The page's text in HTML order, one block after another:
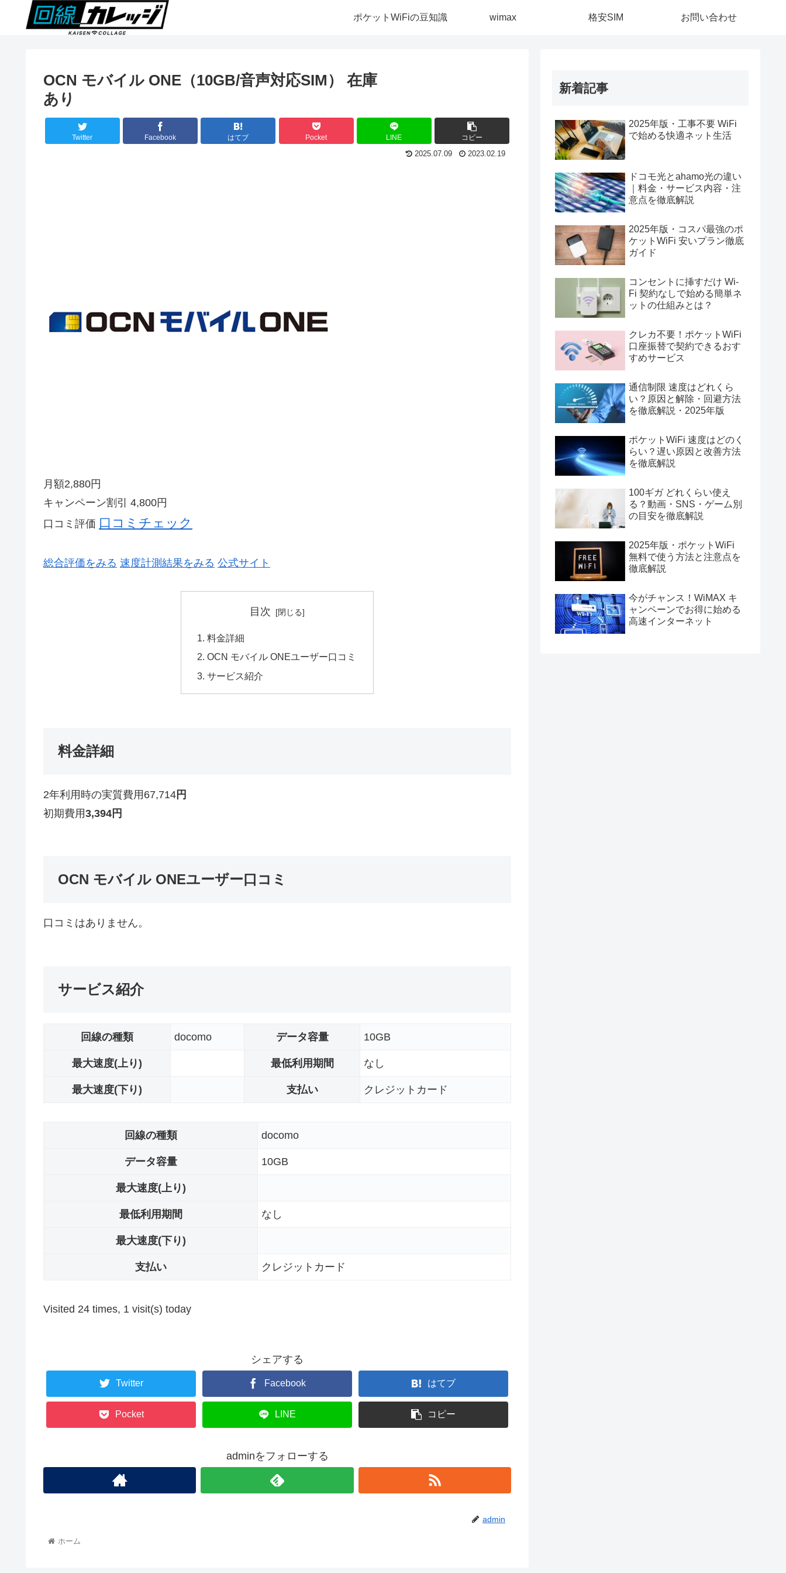
ポケットWiFiの豆知識 wimax 格安SIM お問い合わせ
OCN モバイル ONE（10GB/音声対応SIM） 在庫
あり
Twitter Facebook はてブ Pocket LINE コピー
2025.07.09 2023.02.19
月額2,880円
キャンペーン割引
4,800円
口コミ評価 口コミチェック
総合評価をみる 速度計測結果をみる 公式サイト
目次
料金詳細
OCN モバイル ONEユーザー口コミ
サービス紹介
料金詳細
2年利用時の実質費用 67,714 円
初期費用3,394 円
OCN モバイル ONEユーザー口コミ
口コミはありません。
サービス紹介
回線の種類 docomo データ容量 10GB
最大速度(上り) 最低利用期間 なし
最大速度(下り) 支払い クレジットカード
回線の種類 docomo
データ容量 10GB
最大速度(上り)
最低利用期間 なし
最大速度(下り)
支払い クレジットカード
Visited 24 times, 1 visit(s) today
シェアする
Twitter Facebook はてブ
Pocket LINE コピー
adminをフォローする
admin
ホーム
新着記事
2025年版・工事不要 WiFi
で始める快適ネット生活
ドコモ光とahamo光の違い
｜料金・サービス内容・注
意点を徹底解説
2025年版・コスパ最強のポ
ケットWiFi 安いプラン徹底
ガイド
コンセントに挿すだけ Wi-
Fi 契約なしで始める簡単ネ
ットの仕組みとは？
クレカ不要！ポケットWiFi
口座振替で契約できるおす
すめサービス
通信制限 速度はどれくら
い？原因と解除・回避方法
を徹底解説・2025年版
ポケットWiFi 速度はどのく
らい？遅い原因と改善方法
を徹底解説
100ギガ どれくらい使え
る？動画・SNS・ゲーム別
の目安を徹底解説
2025年版・ポケットWiFi
無料で使う方法と注意点を
徹底解説
今がチャンス！WiMAX キ
ャンペーンでお得に始める
高速インターネット